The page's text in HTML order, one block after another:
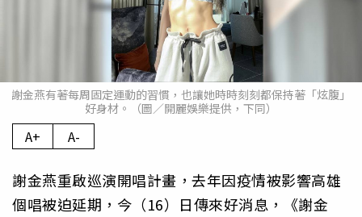
謝金燕有著每周固定運動的習慣，也讓她時時刻刻都保持著「炫腹」
好身材。（圖／開麗娛樂提供，下同）
A+ A-
謝金燕重啟巡演開唱計畫，去年因疫情被影響高雄
個唱被迫延期，今（16）日傳來好消息，《謝金